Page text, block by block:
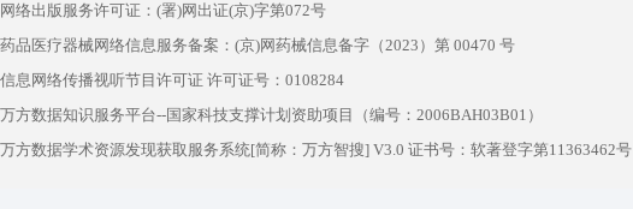
网络出版服务许可证：(署)网出证(京)字第072号
药品医疗器械网络信息服务备案：(京)网药械信息备字（2023）第 00470 号
信息网络传播视听节目许可证 许可证号：0108284
万方数据知识服务平台--国家科技支撑计划资助项目（编号：2006BAH03B01）
万方数据学术资源发现获取服务系统[简称：万方智搜] V3.0 证书号：软著登字第11363462号